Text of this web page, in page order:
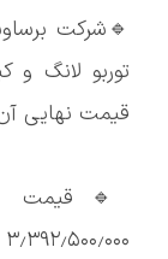
🔹شرکت
قیمت نهایی
۳٫۳۹۲٫۵۰۰٫۰۰۰